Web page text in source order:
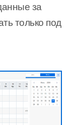
за
только под